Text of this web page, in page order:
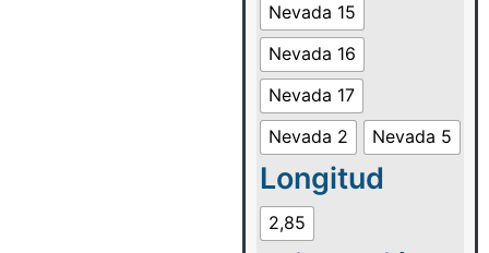
Nevada 15
Nevada 16
Nevada 17
Nevada 2
Nevada 5
Longitud
2,85